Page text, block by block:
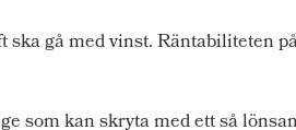
gå med vinst. Räntabiliteten
som kan skryta med ett så